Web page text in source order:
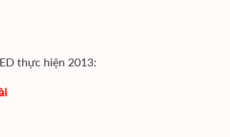
thực hiện 2013: